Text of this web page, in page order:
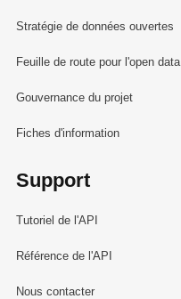
Stratégie de données ouvertes
Feuille de route pour l'open data
Gouvernance du projet
Fiches d'information
Support
Tutoriel de l'API
Référence de l'API
Nous contacter